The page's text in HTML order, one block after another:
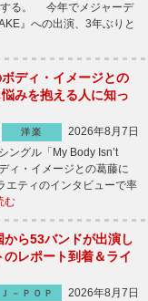
する。 今年でメジャーデ
』への出演、3年ぶりと
ディ・イメージとの
みを抱える人に知っ
洋楽
2026年8月7日
ングル「My Body Isn’t
ィ・イメージとの葛藤に
エティのインタビューで率
む
ら53バンドが出演し
レポート到着＆ライ
Ｊ－ＰＯＰ
2026年8月7日